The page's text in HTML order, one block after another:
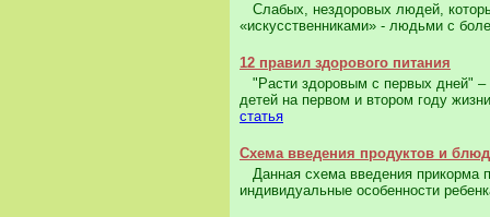
Слабых, нездоровых людей,
«искусственниками» - людьми с
12 правил здорового питания
"Расти здоровым с первых дней" –
детей на первом и втором году
статья
Схема введения продуктов и
Данная схема введения прикорма
индивидуальные особенности